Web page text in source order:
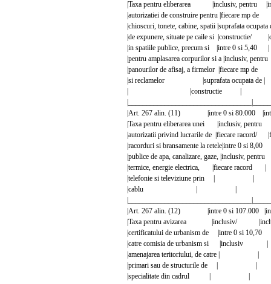
|Taxa pentru eliberarea |inclusiv, pentru
|autorizatiei de construire pentru |fiecare mp
|chioscuri, tonete, cabine, spatii |suprafata ocupata
|de expunere, situate pe caile si
|in spatiile publice, precum si |intre
|pentru amplasarea corpurilor si a
|panourilor de afisaj, a firmelor
|si reclamelor |suprafata
| |constructie |
|Art. 267 alin. (11) |intre 0 si 80.000
|Taxa pentru eliberarea unei |inclusiv,
|autorizatii privind lucrarile de |fiecare
|racorduri si bransamente la
|publice de apa, canalizare, gaze,
|termice, energie electrica, |fiecare
|telefonie si televiziune
|cablu | |
|Art. 267 alin. (12) |intre 0 si 107.000
|Taxa pentru avizarea |inclusiv/
|certificatului de urbanism de |intre 0
|catre comisia de urbanism si
|amenajarea teritoriului, de
|primari sau de structurile
|specialitate din cadrul